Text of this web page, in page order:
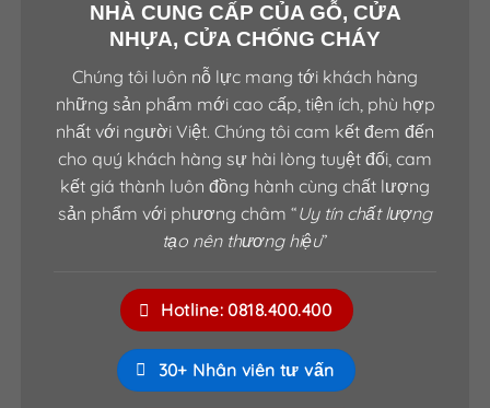
NHÀ CUNG CẤP CỦA GỖ, CỬA
NHỰA, CỬA CHỐNG CHÁY
Chúng tôi luôn nỗ lực mang tới khách hàng
những sản phẩm mới cao cấp, tiện ích, phù hợp
nhất với người Việt. Chúng tôi cam kết đem đến
cho quý khách hàng sự hài lòng tuyệt đối, cam
kết giá thành luôn đồng hành cùng chất lượng
sản phẩm với phương châm “Uy tín chất lượng
tạo nên thương hiệu”
Hotline: 0818.400.400
30+ Nhân viên tư vấn